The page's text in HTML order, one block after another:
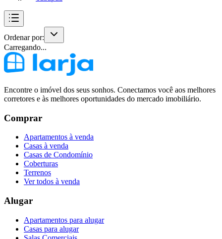
Ordenar por:
Carregando...
Encontre o imóvel dos seus sonhos. Conectamos você aos melhores
corretores e às melhores oportunidades do mercado imobiliário.
Comprar
Apartamentos à venda
Casas à venda
Casas de Condomínio
Coberturas
Terrenos
Ver todos à venda
Alugar
Apartamentos para alugar
Casas para alugar